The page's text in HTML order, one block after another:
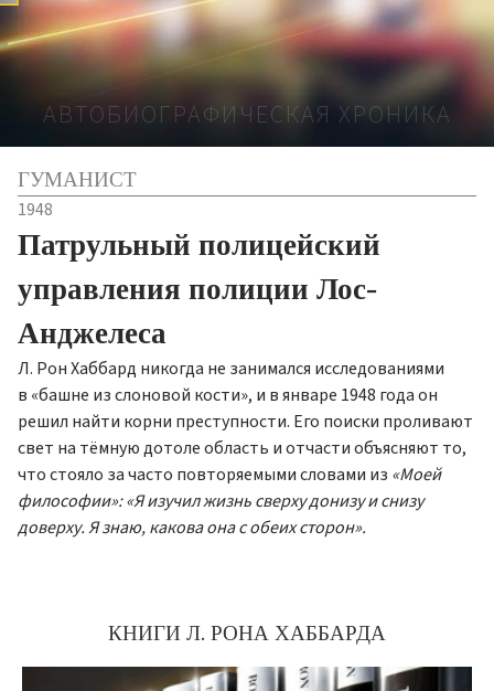
ВИДЕО
АВТОБИОГРАФИЧЕСКАЯ ХРОНИКА
ГУМАНИСТ
1948
Патрульный полицейский
управления полиции Лос-
Анджелеса
Л. Рон Хаббард никогда не занимался исследованиями
в «башне из слоновой кости», и в январе 1948 года он
решил найти корни преступности. Его поиски проливают
свет на тёмную дотоле область и отчасти объясняют то,
что стояло за часто повторяемыми словами из «Моей
философии»: «Я изучил жизнь сверху донизу и снизу
доверху. Я знаю, какова она с обеих сторон».
КНИГИ Л. РОНА ХАББАРДА